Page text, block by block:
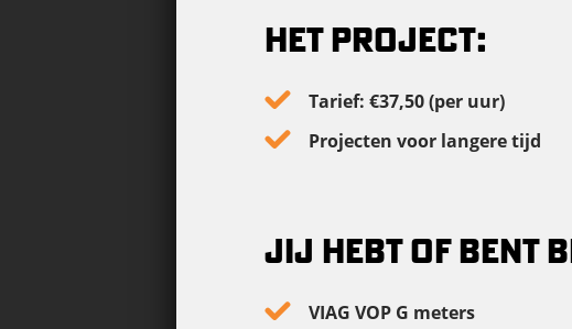
HET PROJECT:
Tarief: €37,50 (per uur)
Projecten voor langere tijd
JIJ HEBT OF BENT
VIAG VOP G meters